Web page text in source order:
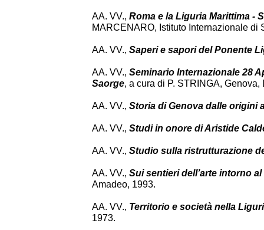
AA. VV., Roma e la Liguria Marittima -
MARCENARO, Istituto Internazionale di
AA. VV., Saperi e sapori del Ponente
AA. VV., Seminario Internazionale 28
Saorge, a cura di P. STRINGA,
AA. VV., Storia di Genova dalle origini
AA. VV., Studi in onore di Aristide
AA. VV., Studio sulla ristrutturazione
AA. VV., Sui sentieri dell’arte intorno
Amadeo, 1993.
AA. VV., Territorio e società nella
1973.